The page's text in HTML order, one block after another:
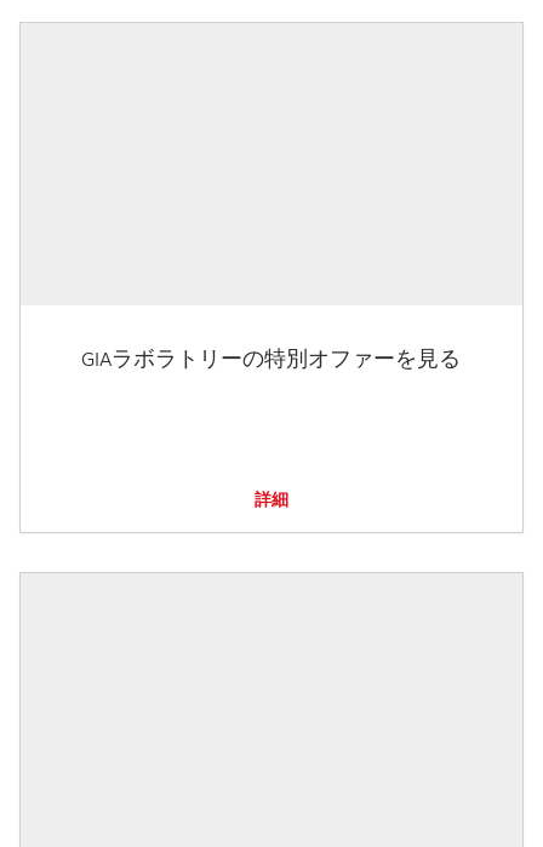
GIAラボラトリーの特別オファーを見る
詳細